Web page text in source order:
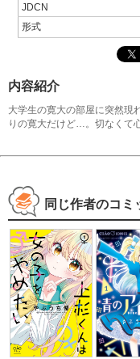
JDCN
形式
内容紹介
大学生の寛大の部屋に突然現
りの寛大だけど…。切なくて
同じ作者のコミ